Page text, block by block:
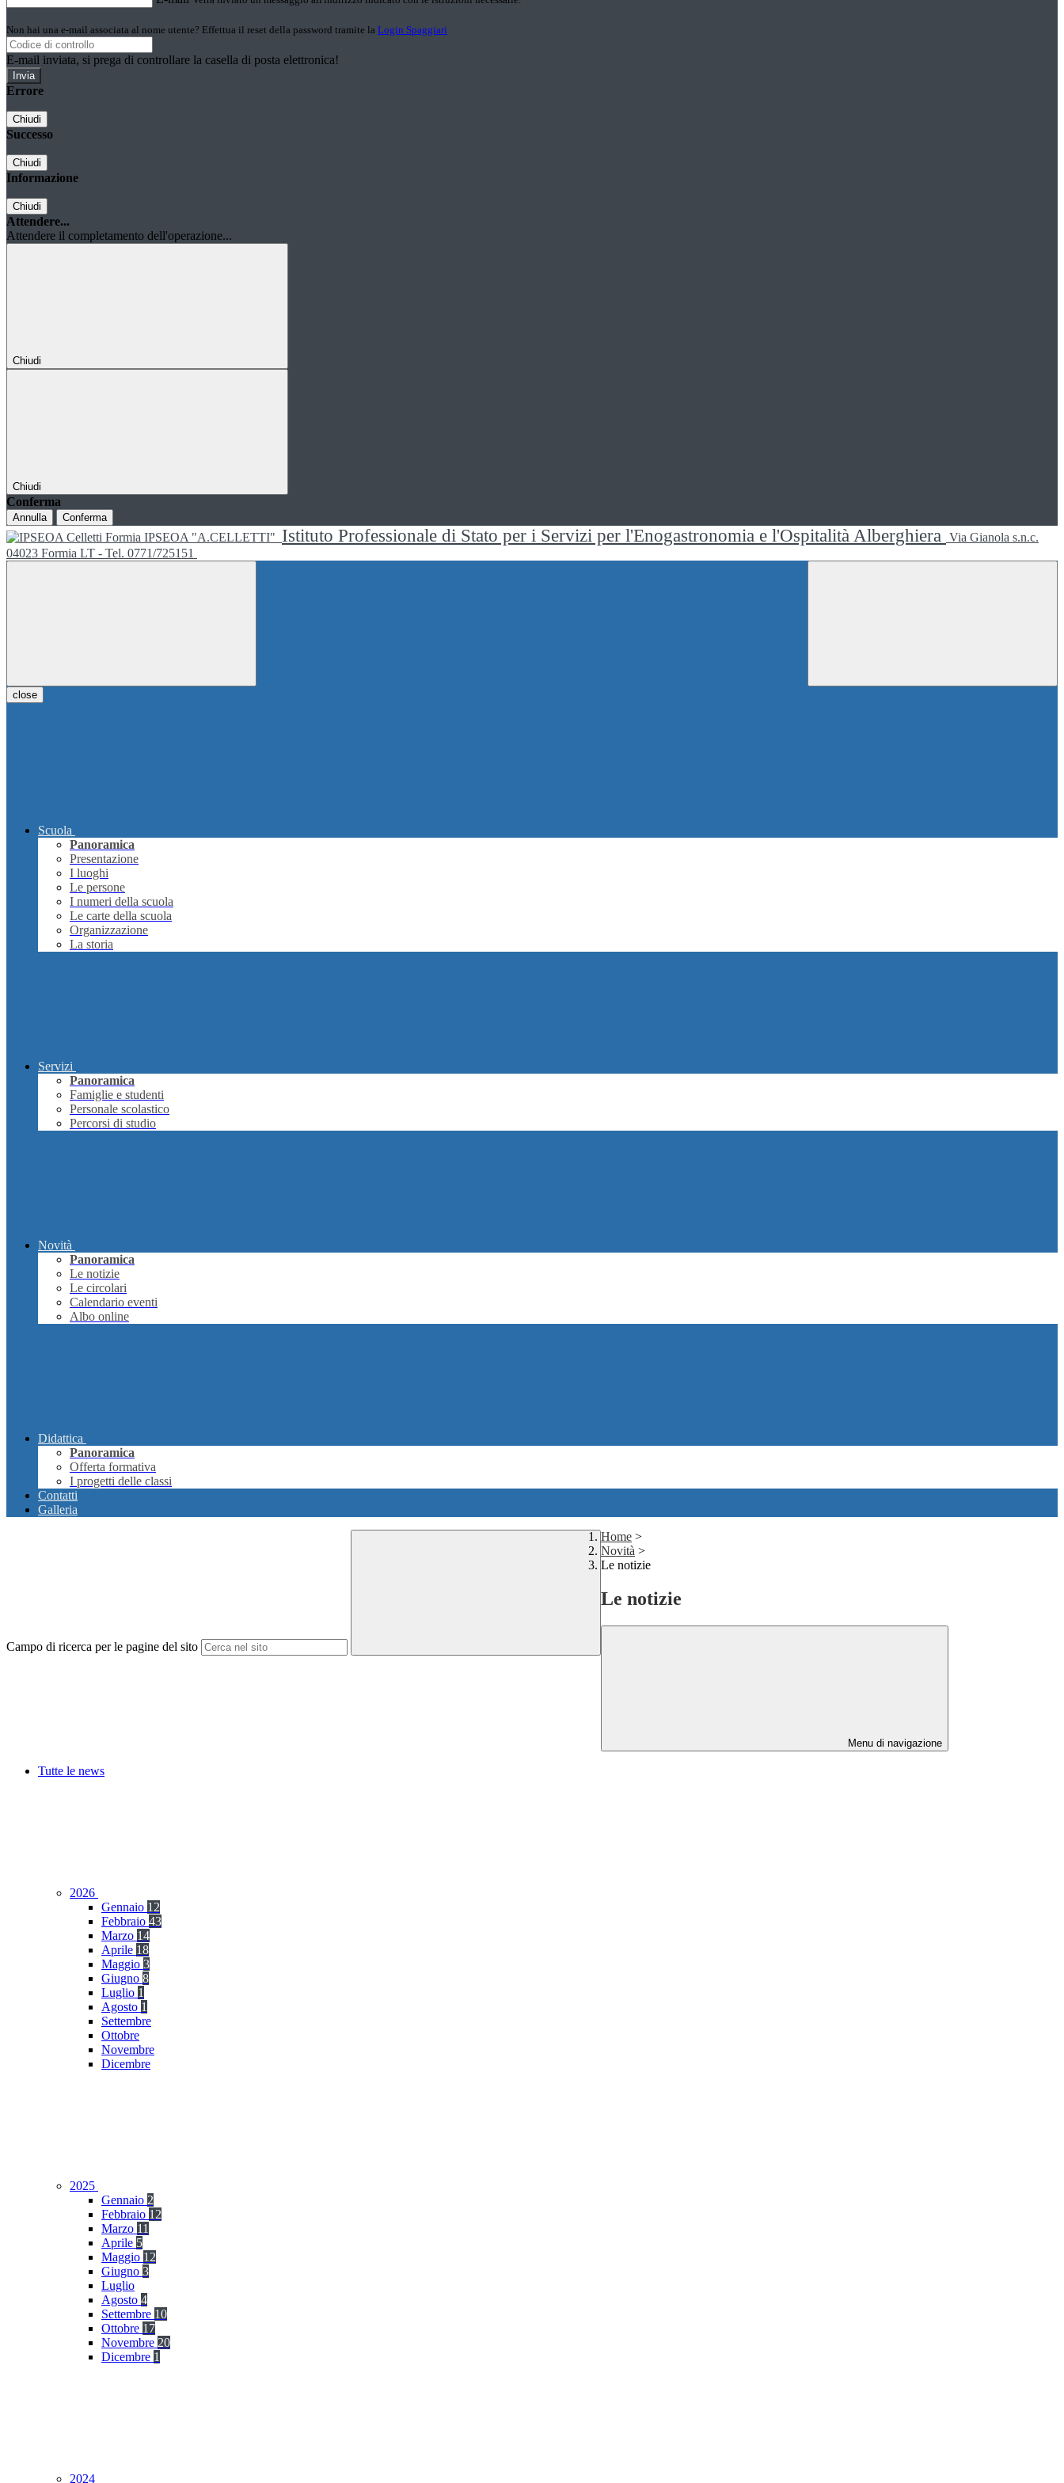
Non hai una e-mail associata al nome utente? Effettua il reset della password tramite la Login Spaggiari
E-mail inviata, si prega di controllare la casella di posta elettronica!
Errore
Chiudi
Successo
Chiudi
Informazione
Chiudi
Attendere...
Attendere il completamento dell'operazione...
Chiudi
Chiudi
Conferma
Annulla Conferma
IPSEOA "A.CELLETTI" Istituto Professionale di Stato per i Servizi per l'Enogastronomia e l'Ospitalità Alberghiera Via Gianola s.n.c.
04023 Formia LT - Tel. 0771/725151
close
Scuola
Panoramica
Presentazione
I luoghi
Le persone
I numeri della scuola
Le carte della scuola
Organizzazione
La storia
Servizi
Panoramica
Famiglie e studenti
Personale scolastico
Percorsi di studio
Novità
Panoramica
Le notizie
Le circolari
Calendario eventi
Albo online
Didattica
Panoramica
Offerta formativa
I progetti delle classi
Contatti
Galleria
Campo di ricerca per le pagine del sito
Home >
Novità >
Le notizie
Le notizie
Menu di navigazione
Tutte le news
2026
Gennaio 12
Febbraio 43
Marzo 14
Aprile 18
Maggio 3
Giugno 8
Luglio 1
Agosto 1
Settembre
Ottobre
Novembre
Dicembre
2025
Gennaio 2
Febbraio 12
Marzo 11
Aprile 5
Maggio 12
Giugno 3
Luglio
Agosto 4
Settembre 10
Ottobre 17
Novembre 20
Dicembre 1
2024